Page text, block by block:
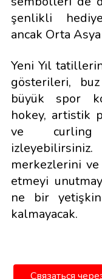
şenlikli
ancak Orta Asya
Yeni Yıl
gösterileri,
büyük spor
hokey, artistik
ve curling
merkezlerini ve
etmeyi
ne bir
kalmayacak.
Связаться